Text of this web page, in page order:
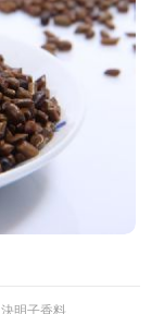
決明子香料